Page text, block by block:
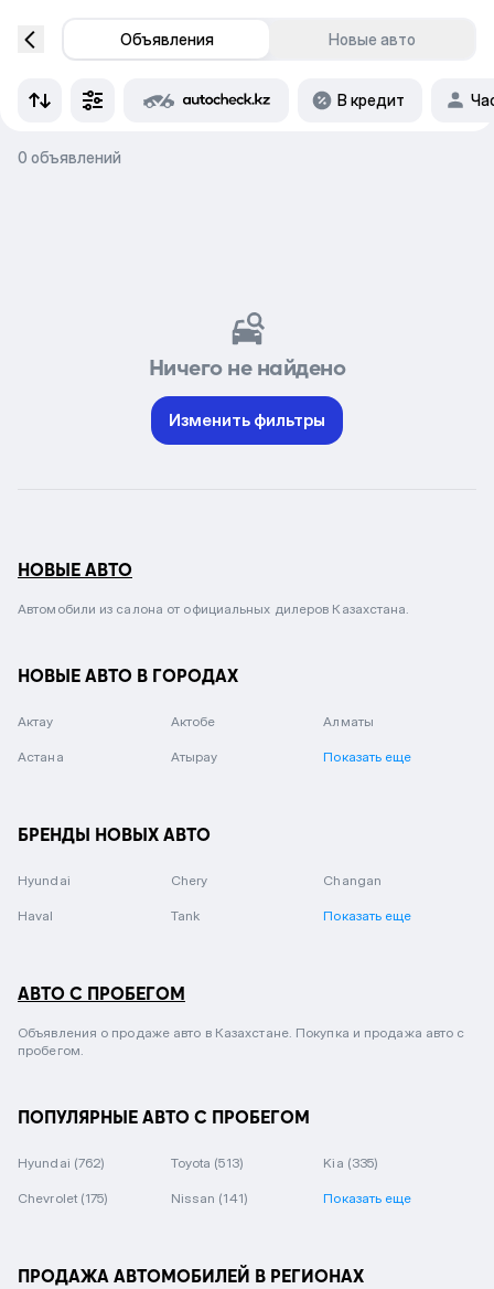
Объявления Новые авто
В кредит
0 объявлений
Ничего не найдено
Изменить фильтры
НОВЫЕ АВТО
Автомобили из салона от официальных дилеров Казахстана.
НОВЫЕ АВТО В ГОРОДАХ
Актау Актобе Алматы
Астана Атырау Показать еще
БРЕНДЫ НОВЫХ АВТО
Hyundai Chery Changan
Haval Tank Показать еще
АВТО С ПРОБЕГОМ
Объявления о продаже авто в Казахстане. Покупка и продажа авто с
пробегом.
ПОПУЛЯРНЫЕ АВТО С ПРОБЕГОМ
Hyundai (762) Toyota (513) Kia (335)
Chevrolet (175) Nissan (141) Показать еще
ПРОДАЖА АВТОМОБИЛЕЙ В РЕГИОНАХ